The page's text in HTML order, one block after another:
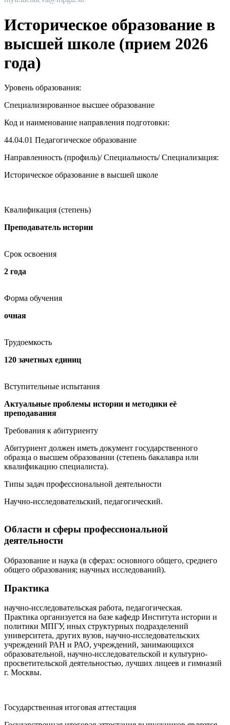
Историческое образование в
высшей школе (прием 2026
года)
Уровень образования:
Специализированное высшее образование
Код и наименование направления подготовки:
44.04.01 Педагогическое образование
Направленность (профиль)/ Специальность/ Специализация:
Историческое образование в высшей школе
Квалификация (степень)
Преподаватель истории
Срок освоения
2 года
Форма обучения
очная
Трудоемкость
120 зачетных единиц
Вступительные испытания
Актуальные проблемы истории и методики её
преподавания
Требования к абитуриенту
Абитуриент должен иметь документ государственного
образца о высшем образовании (степень бакалавра или
квалификацию специалиста).
Типы задач профессиональной деятельности
Научно-исследовательский, педагогический.
Области и сферы профессиональной
деятельности
Образование и наука (в сферах: основного общего, среднего
общего образования; научных исследований).
Практика
научно-исследовательская работа, педагогическая.
Практика организуется на базе кафедр Института истории и
политики МПГУ, иных структурных подразделений
университета, других вузов, научно-исследовательских
учреждений РАН и РАО, учреждений, занимающихся
образовательной, научно-исследовательской и культурно-
просветительской деятельностью, лучших лицеев и гимназий
г. Москвы.
Государственная итоговая аттестация